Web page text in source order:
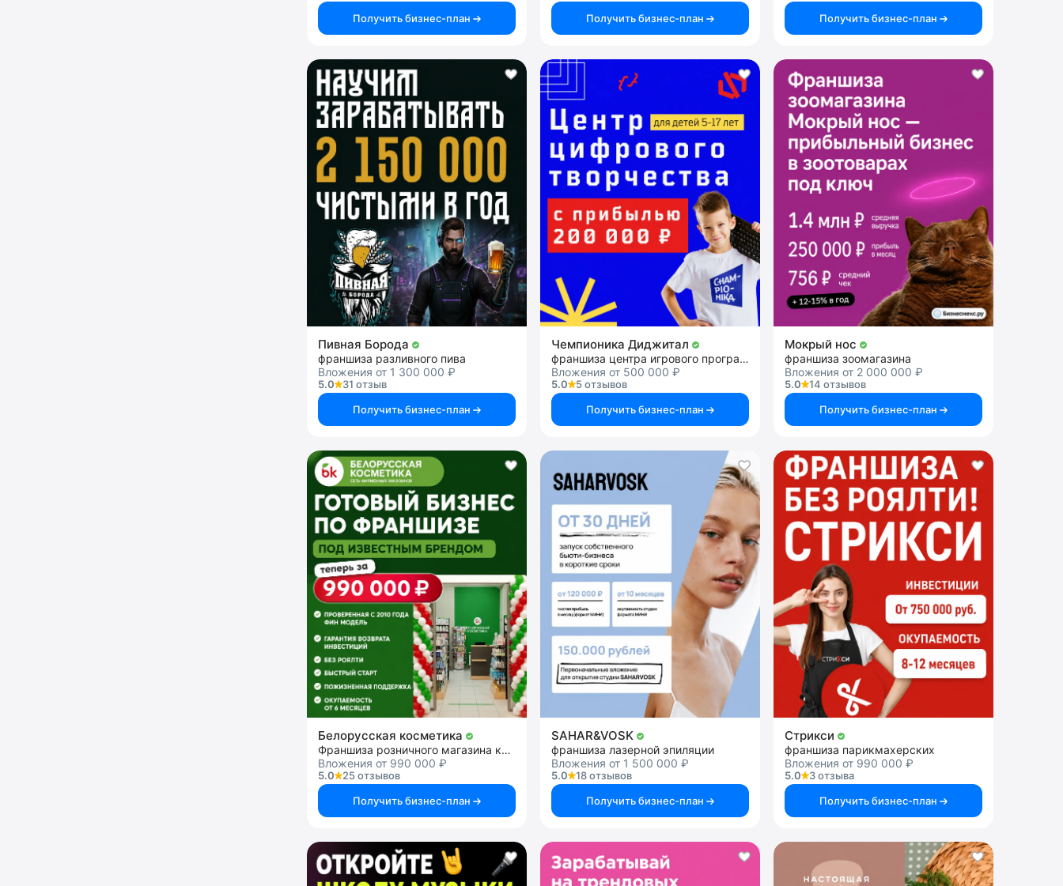
Получить бизнес-план
Получить бизнес-план
Получить бизнес-план
Пивная Борода
франшиза разливного пива
Вложения от 1 300 000 ₽
5.0
31 отзыв
Получить бизнес-план
Чемпионика Диджитал
франшиза центра игрового программирования
Вложения от 500 000 ₽
5.0
5 отзывов
Получить бизнес-план
Мокрый нос
франшиза зоомагазина
Вложения от 2 000 000 ₽
5.0
14 отзывов
Получить бизнес-план
Белорусская косметика
Франшиза розничного магазина косметики
Вложения от 990 000 ₽
5.0
25 отзывов
Получить бизнес-план
SAHAR&VOSK
франшиза лазерной эпиляции
Вложения от 1 500 000 ₽
5.0
18 отзывов
Получить бизнес-план
Стрикси
франшиза парикмахерских
Вложения от 990 000 ₽
5.0
3 отзыва
Получить бизнес-план